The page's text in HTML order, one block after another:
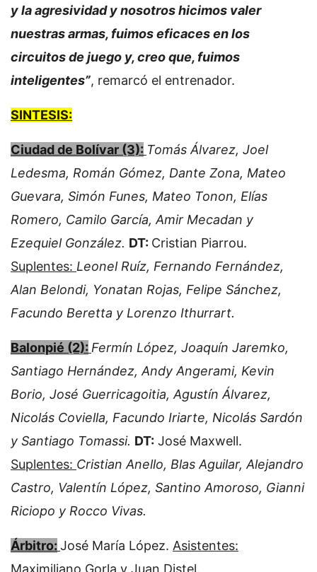
y la agresividad y nosotros hicimos valer
nuestras armas, fuimos eficaces en los
circuitos de juego y, creo que, fuimos
inteligentes”, remarcó el entrenador.
SINTESIS:
Ciudad de Bolívar (3): Tomás Álvarez, Joel
Ledesma, Román Gómez, Dante Zona, Mateo
Guevara, Simón Funes, Mateo Tonon, Elías
Romero, Camilo García, Amir Mecadan y
Ezequiel González. DT: Cristian Piarrou.
Suplentes: Leonel Ruíz, Fernando Fernández,
Alan Belondi, Yonatan Rojas, Felipe Sánchez,
Facundo Beretta y Lorenzo Ithurrart.
Balonpié (2): Fermín López, Joaquín Jaremko,
Santiago Hernández, Andy Angerami, Kevin
Borio, José Guerricagoitia, Agustín Álvarez,
Nicolás Coviella, Facundo Iriarte, Nicolás Sardón
y Santiago Tomassi. DT: José Maxwell.
Suplentes: Cristian Anello, Blas Aguilar, Alejandro
Castro, Valentín López, Santino Amoroso, Gianni
Riciopo y Rocco Vivas.
Árbitro: José María López. Asistentes:
Maximiliano Gorla y Juan Distel.